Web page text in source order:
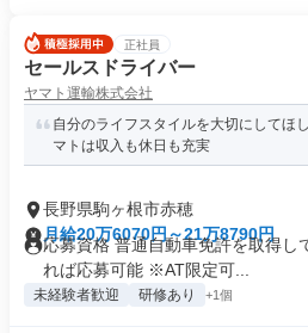
正社員
セールスドライバー
ヤマト運輸株式会社
自分のライフスタイルを大切にしてほ
マトは収入も休日も充実
長野県駒ヶ根市赤穂
月給20万6070円～21万8790円
応募資格 普通自動車免許を取得し
れば応募可能 ※AT限定可...
未経験者歓迎 研修あり +1個